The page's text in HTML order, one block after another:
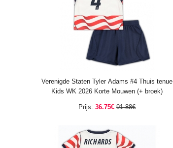
Verenigde Staten Tyler Adams #4 Thuis tenue
Kids WK 2026 Korte Mouwen (+ broek)
Prijs: 36.75€ 91.88€